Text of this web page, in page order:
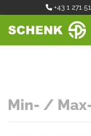
+43 1 271
Min- /